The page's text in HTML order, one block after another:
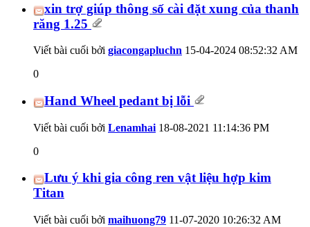
xin trợ giúp thông số cài đặt xung của thanh
răng 1.25
Viết bài cuối bởi giacongapluchn 15-04-2024 08:52:32 AM
0
Hand Wheel pedant bị lỗi
Viết bài cuối bởi Lenamhai 18-08-2021 11:14:36 PM
0
Lưu ý khi gia công ren vật liệu hợp kim
Titan
Viết bài cuối bởi maihuong79 11-07-2020 10:26:32 AM